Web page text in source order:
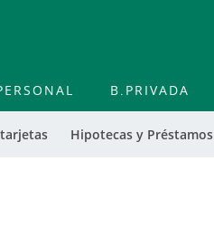
Hipotecas y Préstamos
B.PRIVADA